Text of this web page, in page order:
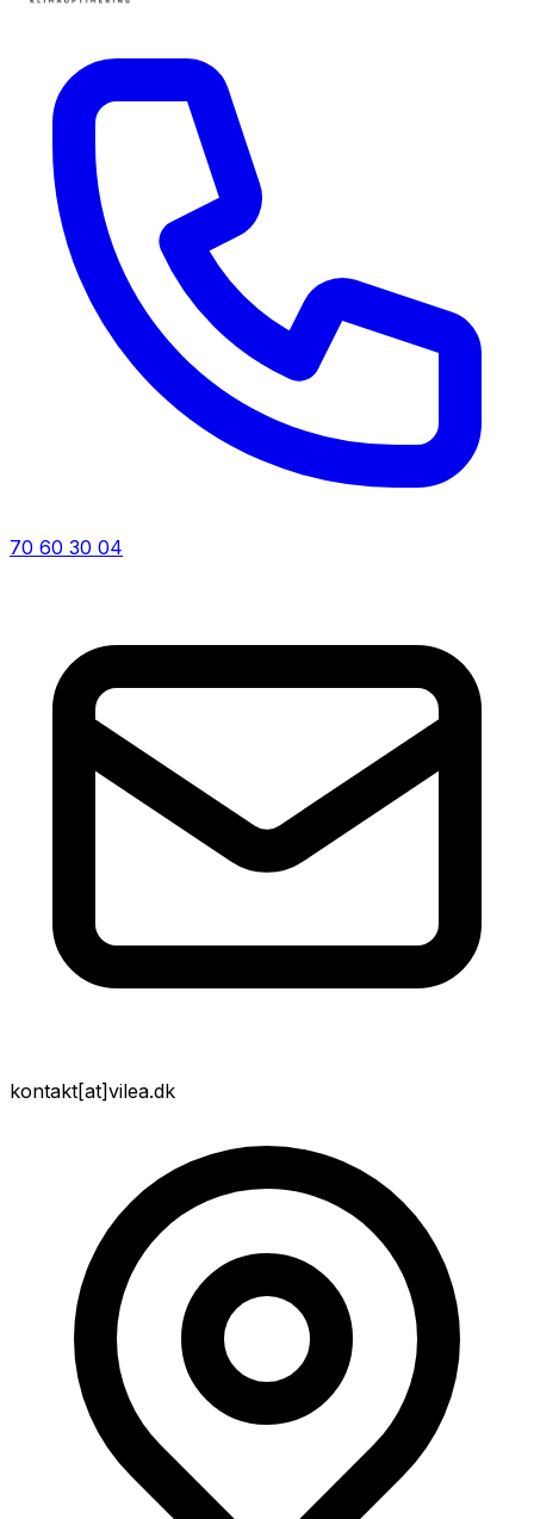
70 60 30 04
kontakt[at]vilea.dk